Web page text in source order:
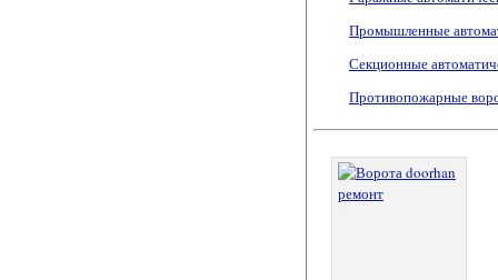
Промышленные
Секционные
Противопожарные